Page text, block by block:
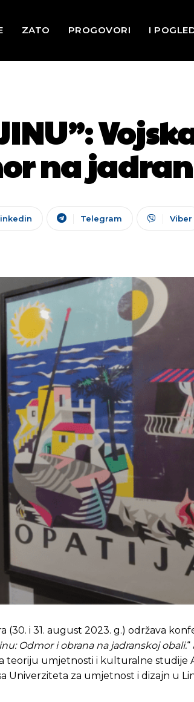
ZATO PROGOVORI I
na
Telegram Viber
(30. i 31. august 2023. g.) održava
Odmor i obrana na jadranskoj obali.
teoriju umjetnosti i kulturalne studije
Univerziteta za umjetnost i dizajn u